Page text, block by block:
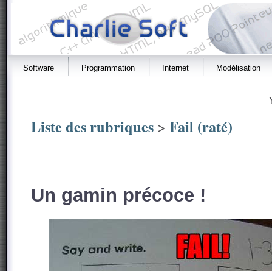
Software Programmation Internet Modélisation
Liste des rubriques > Fail (raté)
Un gamin précoce !